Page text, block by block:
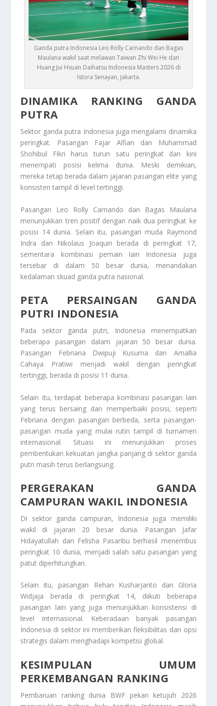
Ganda putra Indonesia Leo Rolly Carnando dan Bagas
Maulana wakil saat melawan Taiwan Zhi Wei He dan
Huang Jui Hsuan Daihatsu Indonesia Masters 2026 di
Istora Senayan, Jakarta.
DINAMIKA RANKING GANDA
PUTRA
Sektor ganda putra Indonesia juga mengalami dinamika
peringkat. Pasangan Fajar Alfian dan Muhammad
Shohibul Fikri harus turun satu peringkat dan kini
menempati posisi kelima dunia. Meski demikian,
mereka tetap berada dalam jajaran pasangan elite yang
konsisten tampil di level tertinggi.
Pasangan Leo Rolly Carnando dan Bagas Maulana
menunjukkan tren positif dengan naik dua peringkat ke
posisi 14 dunia. Selain itu, pasangan muda Raymond
Indra dan Nikolaus Joaquin berada di peringkat 17,
sementara kombinasi pemain lain Indonesia juga
tersebar di dalam 50 besar dunia, menandakan
kedalaman skuad ganda putra nasional.
PETA PERSAINGAN GANDA
PUTRI INDONESIA
Pada sektor ganda putri, Indonesia menempatkan
beberapa pasangan dalam jajaran 50 besar dunia.
Pasangan Febriana Dwipuji Kusuma dan Amallia
Cahaya Pratiwi menjadi wakil dengan peringkat
tertinggi, berada di posisi 11 dunia.
Selain itu, terdapat beberapa kombinasi pasangan lain
yang terus bersaing dan memperbaiki posisi, seperti
Febriana dengan pasangan berbeda, serta pasangan-
pasangan muda yang mulai rutin tampil di turnamen
internasional. Situasi ini menunjukkan proses
pembentukan kekuatan jangka panjang di sektor ganda
putri masih terus berlangsung.
PERGERAKAN GANDA
CAMPURAN WAKIL INDONESIA
Di sektor ganda campuran, Indonesia juga memiliki
wakil di jajaran 20 besar dunia. Pasangan Jafar
Hidayatullah dan Felisha Pasaribu berhasil menembus
peringkat 10 dunia, menjadi salah satu pasangan yang
patut diperhitungkan.
Selain itu, pasangan Rehan Kusharjanto dan Gloria
Widjaja berada di peringkat 14, diikuti beberapa
pasangan lain yang juga menunjukkan konsistensi di
level internasional. Keberadaan banyak pasangan
Indonesia di sektor ini memberikan fleksibilitas dan opsi
strategis dalam menghadapi kompetisi global.
KESIMPULAN UMUM
PERKEMBANGAN RANKING
Pembaruan ranking dunia BWF pekan ketujuh 2026